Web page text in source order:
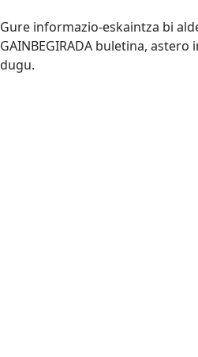
Gure informazio-eskaintza bi
GAINBEGIRADA buletina,
dugu.